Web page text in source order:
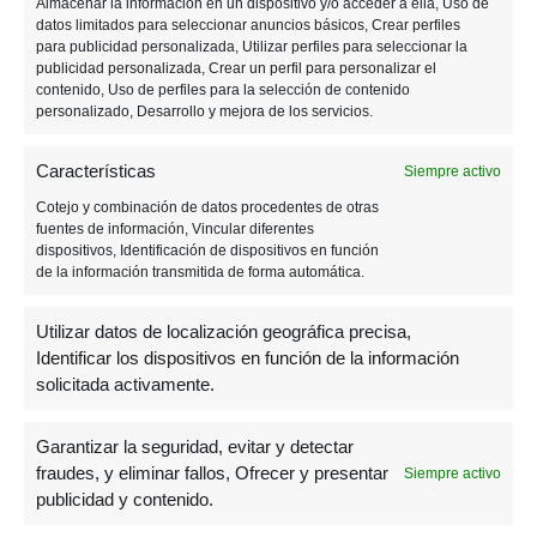
datos limitados para seleccionar anuncios básicos, Crear perfiles
para publicidad personalizada, Utilizar perfiles para seleccionar la
publicidad personalizada, Crear un perfil para personalizar el
contenido, Uso de perfiles para la selección de contenido
personalizado, Desarrollo y mejora de los servicios.
Características Siempre activo
Cotejo y combinación de datos procedentes de otras
fuentes de información, Vincular diferentes
dispositivos, Identificación de dispositivos en función
de la información transmitida de forma automática.
Utilizar datos de localización geográfica precisa,
Identificar los dispositivos en función de la información
solicitada activamente.
Garantizar la seguridad, evitar y detectar
fraudes, y eliminar fallos, Ofrecer y presentar
publicidad y contenido.
Siempre activo
F
a
c
b
o
o
M
e
ss
n
g
er
T
wi
tt
W
h
at
p
p
T
el
e
m
M
e
n
m
e
E
m
ail
C
o
m
ar
Xbox Game Pass
Post
navigation
Xbox Game Pass recibe a «Monster
Hunter World» y «Prey»
NEXT POST
Cambio Id en Playstation: todo que lo
tenéis que saber